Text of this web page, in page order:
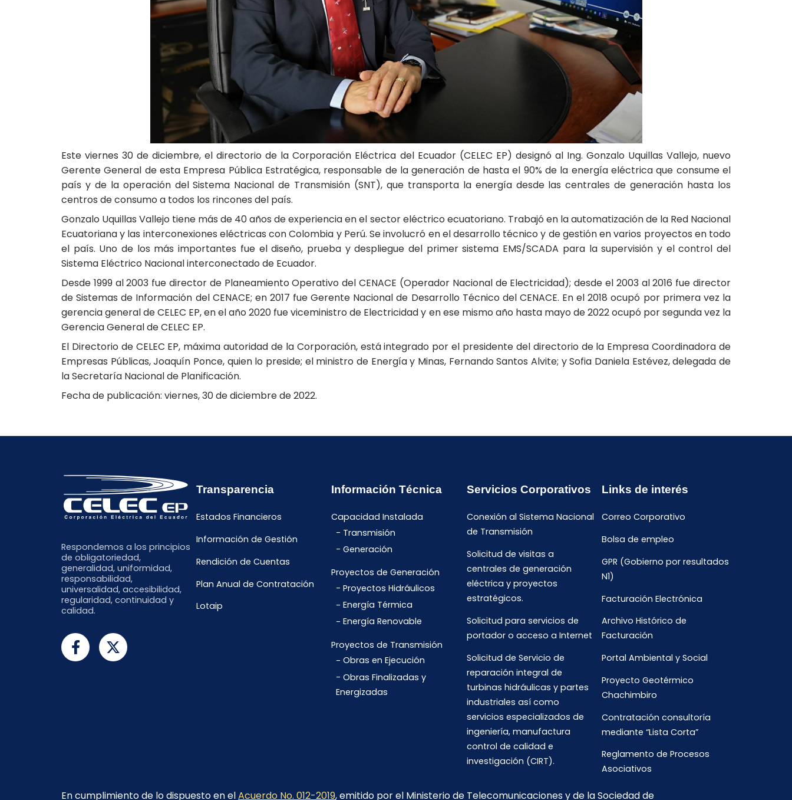
Este viernes 30 de diciembre, el directorio de la Corporación Eléctrica del Ecuador (CELEC EP) designó al Ing. Gonzalo Uquillas Vallejo, nuevo
Gerente General de esta Empresa Pública Estratégica, responsable de la generación de hasta el 90% de la energía eléctrica que consume el
país y de la operación del Sistema Nacional de Transmisión (SNT), que transporta la energía desde las centrales de generación hasta los
centros de consumo a todos los rincones del país.
Gonzalo Uquillas Vallejo tiene más de 40 años de experiencia en el sector eléctrico ecuatoriano. Trabajó en la automatización de la Red Nacional
Ecuatoriana y las interconexiones eléctricas con Colombia y Perú. Se involucró en el desarrollo técnico y de gestión en varios proyectos en todo
el país. Uno de los más importantes fue el diseño, prueba y despliegue del primer sistema EMS/SCADA para la supervisión y el control del
Sistema Eléctrico Nacional interconectado de Ecuador.
Desde 1999 al 2003 fue director de Planeamiento Operativo del CENACE (Operador Nacional de Electricidad); desde el 2003 al 2016 fue director
de Sistemas de Información del CENACE; en 2017 fue Gerente Nacional de Desarrollo Técnico del CENACE. En el 2018 ocupó por primera vez la
gerencia general de CELEC EP, en el año 2020 fue viceministro de Electricidad y en ese mismo año hasta mayo de 2022 ocupó por segunda vez la
Gerencia General de CELEC EP.
El Directorio de CELEC EP, máxima autoridad de la Corporación, está integrado por el presidente del directorio de la Empresa Coordinadora de
Empresas Públicas, Joaquín Ponce, quien lo preside; el ministro de Energía y Minas, Fernando Santos Alvite; y Sofia Daniela Estévez, delegada de
la Secretaría Nacional de Planificación.
Fecha de publicación: viernes, 30 de diciembre de 2022.
Respondemos a los principios
de obligatoriedad,
generalidad, uniformidad,
responsabilidad,
universalidad, accesibilidad,
regularidad, continuidad y
calidad.
Transparencia
Estados Financieros
Información de Gestión
Rendición de Cuentas
Plan Anual de Contratación
Lotaip
Información Técnica
Capacidad Instalada
Transmisión
Generación
Proyectos de Generación
Proyectos Hidráulicos
Energía Térmica
Energía Renovable
Proyectos de Transmisión
Obras en Ejecución
Obras Finalizadas y
Energizadas
Servicios Corporativos
Conexión al Sistema Nacional
de Transmisión
Solicitud de visitas a
centrales de generación
eléctrica y proyectos
estratégicos.
Solicitud para servicios de
portador o acceso a Internet
Solicitud de Servicio de
reparación integral de
turbinas hidráulicas y partes
industriales así como
servicios especializados de
ingeniería, manufactura
control de calidad e
investigación (CIRT).
Links de interés
Correo Corporativo
Bolsa de empleo
GPR (Gobierno por resultados
N1)
Facturación Electrónica
Archivo Histórico de
Facturación
Portal Ambiental y Social
Proyecto Geotérmico
Chachimbiro
Contratación consultoría
mediante “Lista Corta”
Reglamento de Procesos
Asociativos
En cumplimiento de lo dispuesto en elAcuerdo No. 012-2019, emitido por el Ministerio de Telecomunicaciones y de la Sociedad de